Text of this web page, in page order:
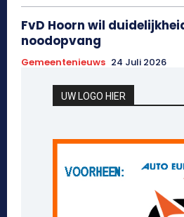
FvD Hoorn wil
noodopvang
Gemeentenieuws 24 Juli 2026
UW LOGO HIER